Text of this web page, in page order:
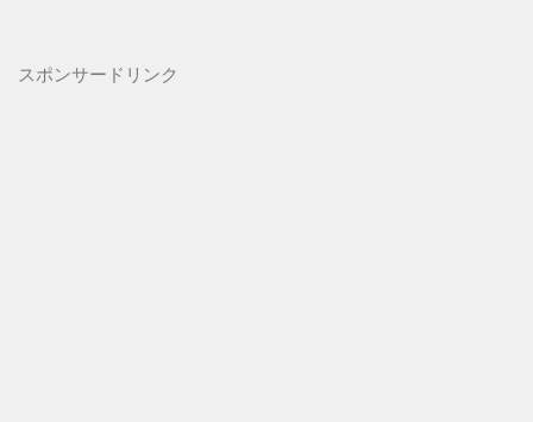
スポンサードリンク